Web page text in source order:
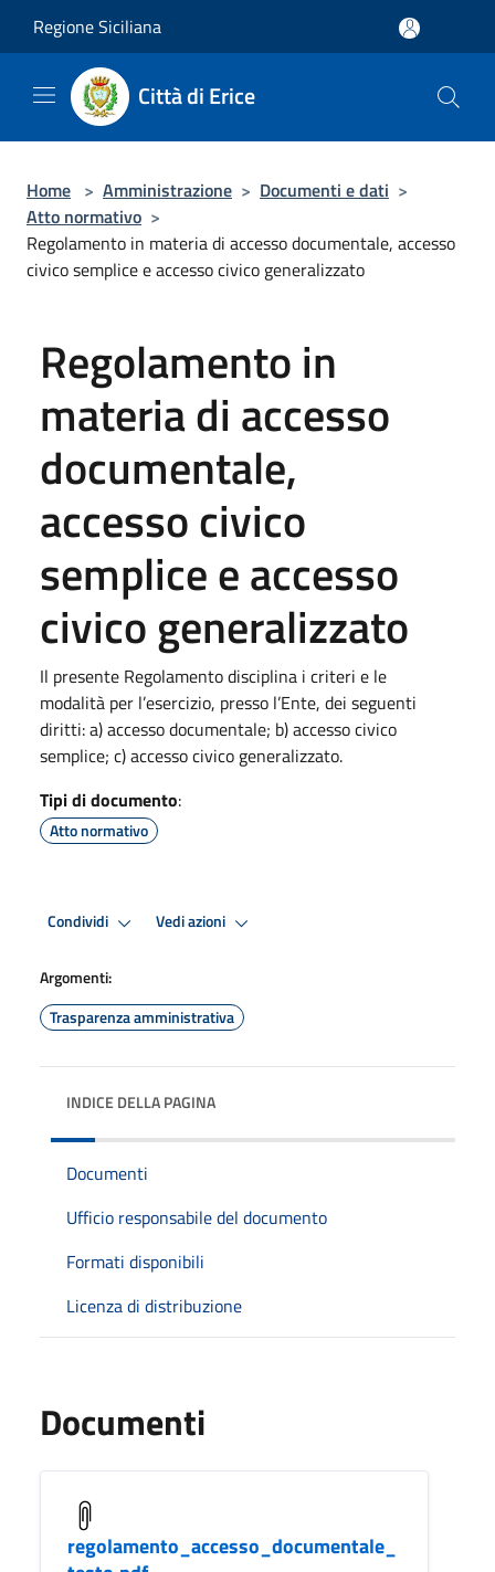
Regione Siciliana
Città di Erice
Home > Amministrazione > Documenti e dati >
Atto normativo >
Regolamento in materia di accesso documentale, accesso
civico semplice e accesso civico generalizzato
Regolamento in
materia di accesso
documentale,
accesso civico
semplice e accesso
civico generalizzato
Il presente Regolamento disciplina i criteri e le
modalità per l’esercizio, presso l’Ente, dei seguenti
diritti: a) accesso documentale; b) accesso civico
semplice; c) accesso civico generalizzato.
Tipi di documento:
Atto normativo
Condividi Vedi azioni
Argomenti:
Trasparenza amministrativa
INDICE DELLA PAGINA
Documenti
Ufficio responsabile del documento
Formati disponibili
Licenza di distribuzione
Documenti
regolamento_accesso_documentale_